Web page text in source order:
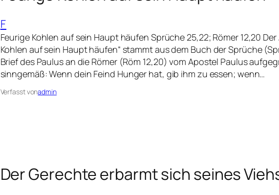
F
Feurige Kohlen auf sein Haupt häufen Sprüche 25,22; Römer 12,20
Kohlen auf sein Haupt häufen“ stammt aus dem Buch der Sprüche
Brief des Paulus an die Römer (Röm 12,20) vom Apostel Paulus
sinngemäß: Wenn dein Feind Hunger hat, gib ihm zu essen; wenn…
Verfasst vonadmin
Der Gerechte erbarmt sich seines